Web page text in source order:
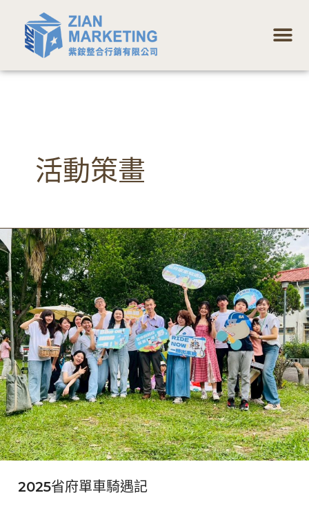
要
選
單
活動策畫
2025省府單車騎遇記
2025
省
府
單
車
騎
遇
記